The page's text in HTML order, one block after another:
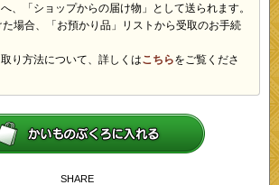
、「ショップからの届け物」として送られます。
場合、「お預かり品」リストから受取のお手続
り方法について、詳しくはこちらをご覧くださ
SHARE